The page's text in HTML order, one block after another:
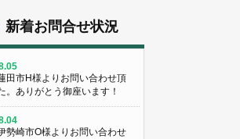
新着お問合せ状況
田市H様よりお問い合わせ頂
。ありがとう御座います！
勢崎市O様よりお問い合わせ